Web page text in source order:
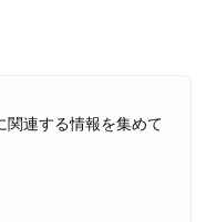
関連する情報を集めて